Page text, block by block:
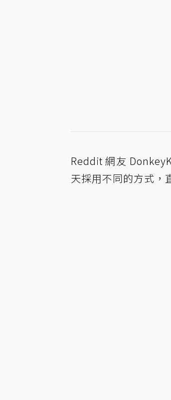
Reddit 網友
天採用不同的方式，